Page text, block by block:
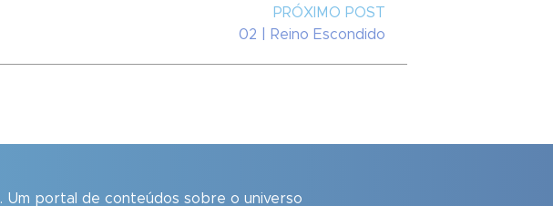
PRÓXIMO POST
02 | Reino Escondido
. Um portal de conteúdos sobre o universo